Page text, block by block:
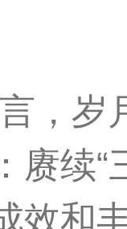
岁月
赓续
效和